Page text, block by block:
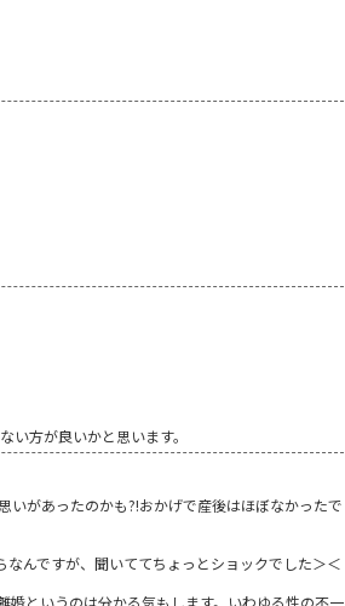
方が良いかと思います。
いがあったのかも?!おかげで産後はほぼなかったで
んですが、聞いててちょっとショックでした＞＜
婚というのは分かる気もします。いわゆる性の不一